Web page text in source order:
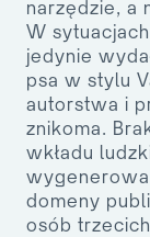
narzędzie, a
W
jedynie
psa w stylu
autorstwa i
znikoma.
wkładu
domeny
osób